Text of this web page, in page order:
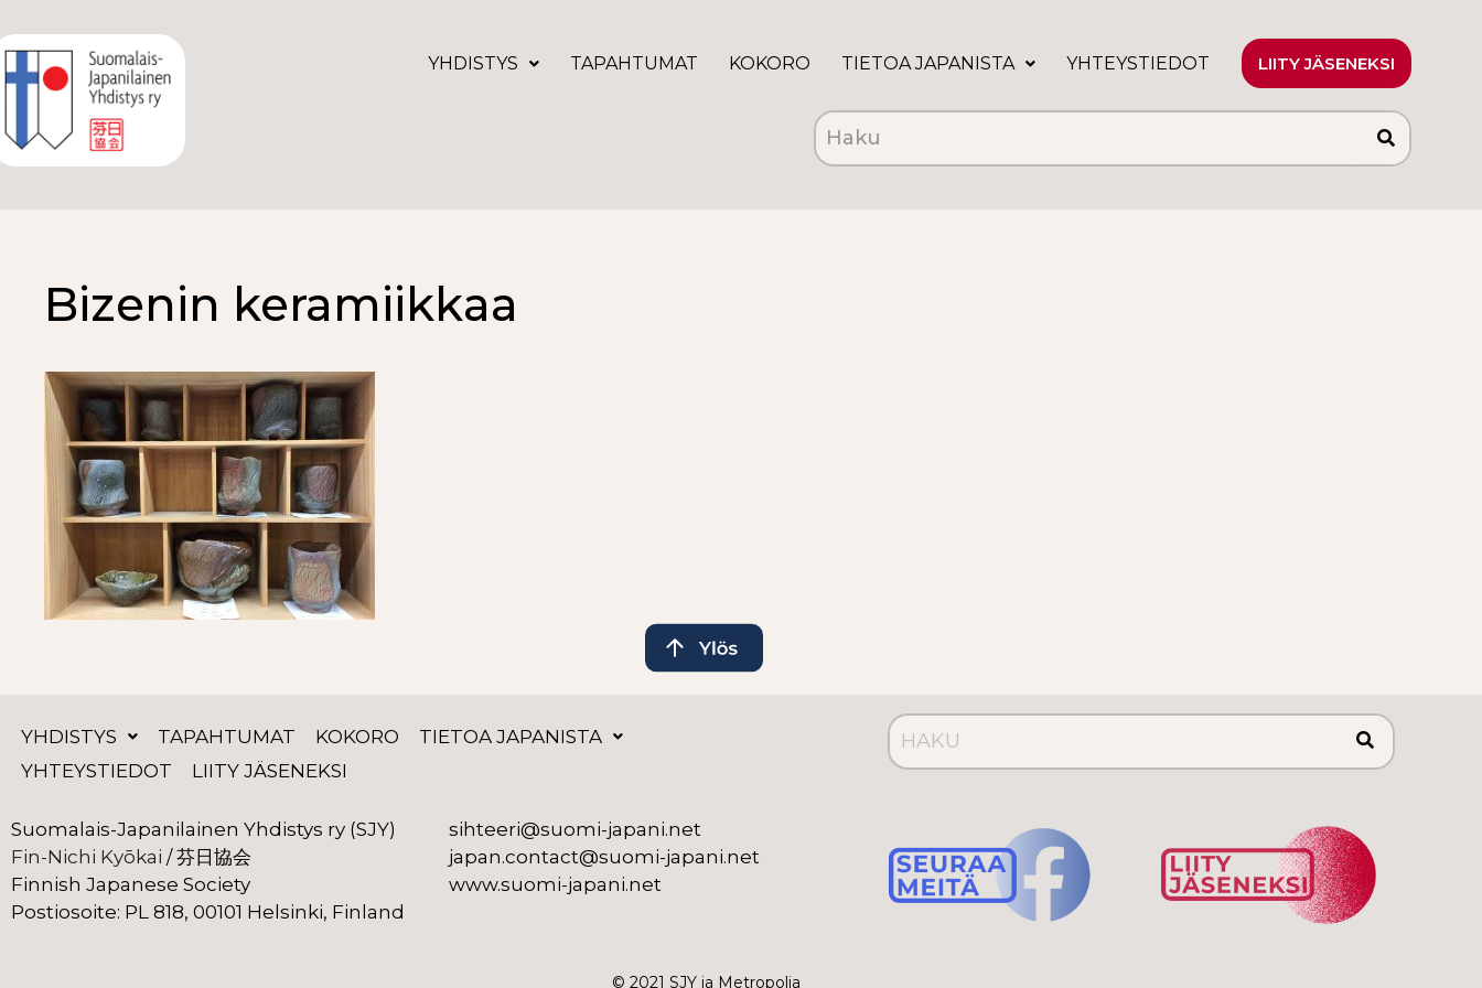
YHDISTYS TAPAHTUMAT KOKORO TIETOA JAPANISTA YHTEYSTIEDOT LIITY JÄSENEKSI
Bizenin keramiikkaa
YHDISTYS TAPAHTUMAT KOKORO
TIETOA JAPANISTA
YHTEYSTIEDOT
LIITY JÄSENEKSI
Suomalais-Japanilainen Yhdistys ry (SJY)
Fin-Nichi Kyōkai / 芬日協会
Finnish Japanese Society
Postiosoite: PL 818, 00101 Helsinki, Finland
sihteeri@suomi-japani.net
japan.contact@suomi-japani.net
www.suomi-japani.net
© 2021 SJY ja Metropolia